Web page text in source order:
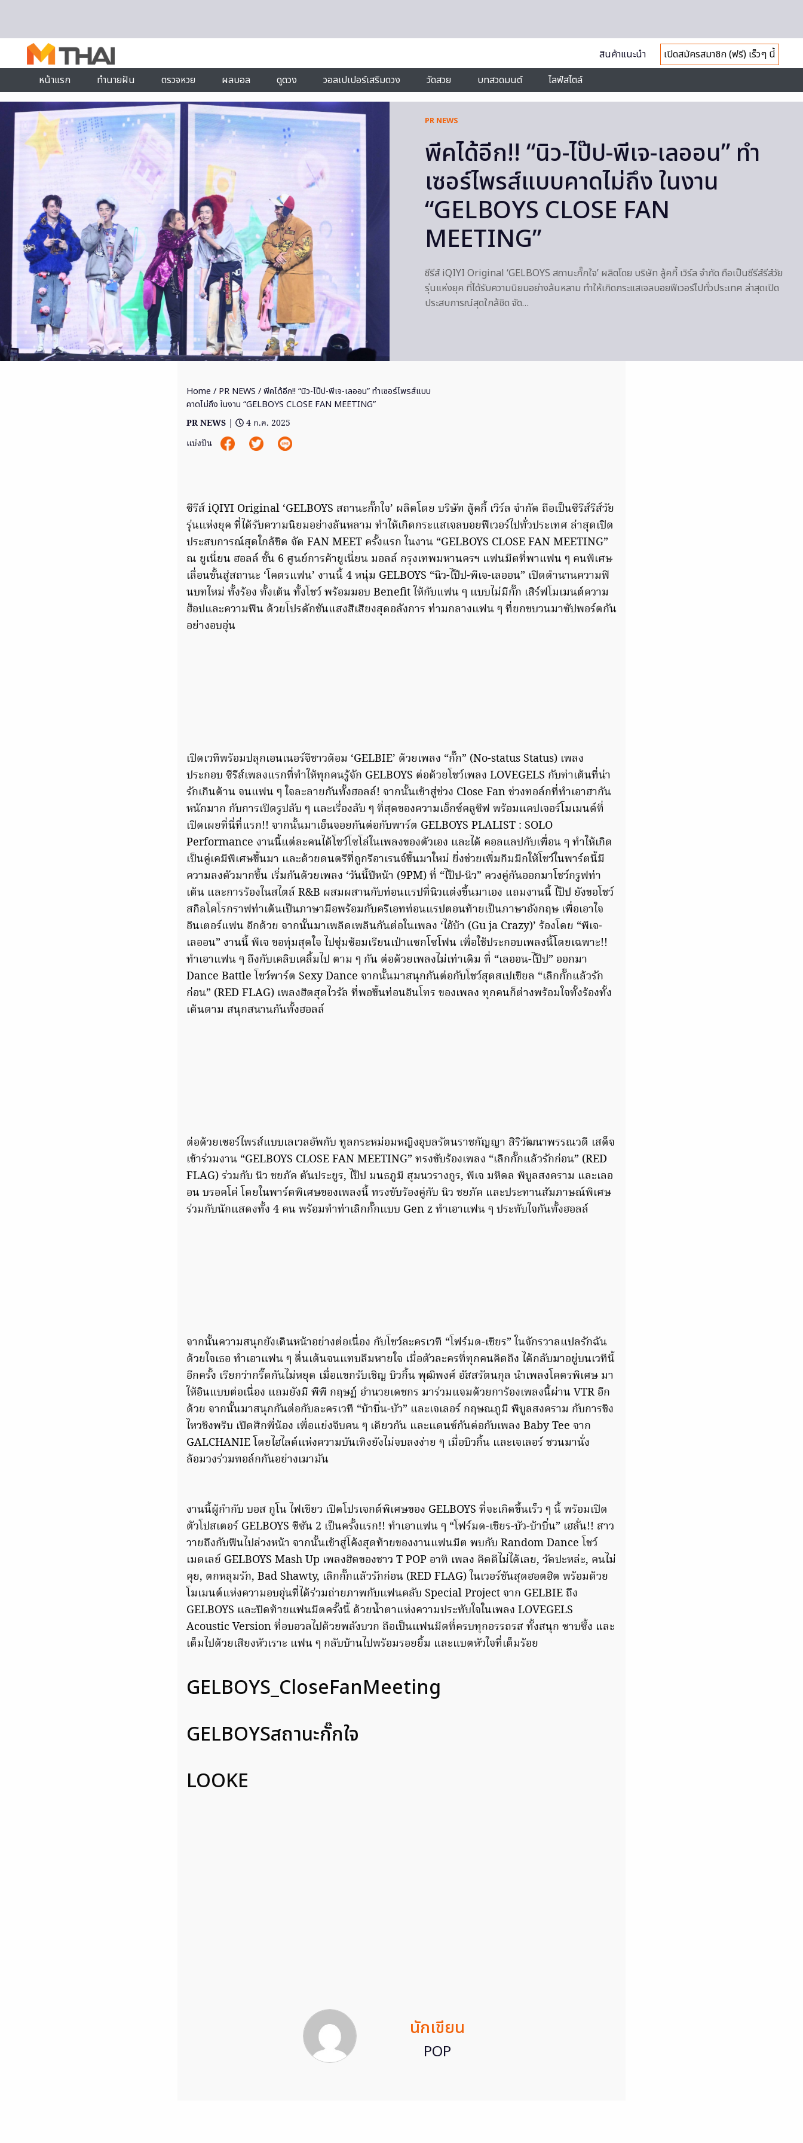
สินค้าแนะนำ
เปิดสมัครสมาชิก (ฟรี) เร็วๆ นี้
หน้าแรก
ทำนายฝัน ตรวจหวย ผลบอล ดูดวง วอลเปเปอร์เสริมดวง วัดสวย บทสวดมนต์ ไลฟ์สไตล์
PR NEWS
พีคได้อีก!! “นิว-ไป๊ป-พีเจ-เลออน” ทำ
เซอร์ไพรส์แบบคาดไม่ถึง ในงาน
“GELBOYS CLOSE FAN
MEETING”
ซีรีส์ iQIYI Original ‘GELBOYS สถานะกั๊กใจ’ ผลิตโดย บริษัท ลู้คกี้ เวิร์ล จำกัด ถือเป็นซีรีส์รีส์วัย
รุ่นแห่งยุค ที่ได้รับความนิยมอย่างล้นหลาม ทำให้เกิดกระแสเจลบอยฟีเวอร์ไปทั่วประเทศ ล่าสุดเปิด
ประสบการณ์สุดใกล้ชิด จัด…
Home / PR NEWS / พีคได้อีก!! “นิว-ไป๊ป-พีเจ-เลออน” ทำเซอร์ไพรส์แบบ
คาดไม่ถึง ในงาน “GELBOYS CLOSE FAN MEETING”
PR NEWS |
4 ก.ค. 2025
แบ่งปัน
ซีรีส์ iQIYI Original ‘GELBOYS สถานะกั๊กใจ’ ผลิตโดย บริษัท ลู้คกี้ เวิร์ล จำกัด ถือเป็นซีรีส์รีส์วัย
รุ่นแห่งยุค ที่ได้รับความนิยมอย่างล้นหลาม ทำให้เกิดกระแสเจลบอยฟีเวอร์ไปทั่วประเทศ ล่าสุดเปิด
ประสบการณ์สุดใกล้ชิด จัด FAN MEET ครั้งแรก ในงาน “GELBOYS CLOSE FAN MEETING”
ณ ยูเนี่ยน ฮอลล์ ชั้น 6 ศูนย์การค้ายูเนี่ยน มอลล์ กรุงเทพมหานครฯ แฟนมีตที่พาแฟน ๆ คนพิเศษ
เลื่อนขั้นสู่สถานะ ‘โคตรแฟน’ งานนี้ 4 หนุ่ม GELBOYS “นิว-ไป๊ป-พีเจ-เลออน” เปิดตำนานความฟิ
นบทใหม่ ทั้งร้อง ทั้งเต้น ทั้งโชว์ พร้อมมอบ Benefit ให้กับแฟน ๆ แบบไม่มีกั๊ก เสิร์ฟโมเมนต์ความ
ฮ็อปและความฟิน ด้วยโปรดักชันแสงสีเสียงสุดอลังการ ท่ามกลางแฟน ๆ ที่ยกขบวนมาซัปพอร์ตกัน
อย่างอบอุ่น
เปิดเวทีพร้อมปลุกเอนเนอร์จีชาวด้อม ‘GELBIE’ ด้วยเพลง “กั๊ก” (No-status Status) เพลง
ประกอบ ซีรีส์เพลงแรกที่ทำให้ทุกคนรู้จัก GELBOYS ต่อด้วยโชว์เพลง LOVEGELS กับท่าเต้นที่น่า
รักเกินต้าน จนแฟน ๆ ใจละลายกันทั้งฮอลล์! จากนั้นเข้าสู่ช่วง Close Fan ช่วงทอล์กที่ทำเอาฮากัน
หนักมาก กับการเปิดรูปลับ ๆ และเรื่องลับ ๆ ที่สุดของความเอ็กซ์คลูซีฟ พร้อมแคปเจอร์โมเมนต์ที่
เปิดเผยที่นี่ที่แรก!! จากนั้นมาเอ็นจอยกันต่อกับพาร์ต GELBOYS PLALIST : SOLO
Performance งานนี้แต่ละคนได้โชว์โซโล่ในเพลงของตัวเอง และได้ คอลแลปกับเพื่อน ๆ ทำให้เกิด
เป็นคู่เคมีพิเศษขึ้นมา และด้วยดนตรีที่ถูกรีอาเรนจ์ขึ้นมาใหม่ ยิ่งช่วยเพิ่มกิมมิกให้โชว์ในพาร์ตนี้มี
ความลงตัวมากขึ้น เริ่มกันด้วยเพลง ‘วันนี้ปีหน้า (9PM) ที่ “ไป๊ป-นิว” ควงคู่กันออกมาโชว์กรูฟท่า
เต้น และการร้องในสไตล์ R&B ผสมผสานกับท่อนแรปที่นิวแต่งขึ้นมาเอง แถมงานนี้ ไป๊ป ยังขอโชว์
สกิลโคโรกราฟท่าเต้นเป็นภาษามือพร้อมกับครีเอทท่อนแรปตอนท้ายเป็นภาษาอังกฤษ เพื่อเอาใจ
อินเตอร์แฟน อีกด้วย จากนั้นมาเพลิดเพลินกันต่อในเพลง ‘ไอ้บ้า (Gu ja Crazy)’ ร้องโดย “พีเจ-
เลออน” งานนี้ พีเจ ขอทุ่มสุดใจ ไปซุ่มซ้อมเรียนเป่าแซกโซโฟน เพื่อใช้ประกอบเพลงนี้โดยเฉพาะ!!
ทำเอาแฟน ๆ ถึงกับเคลิบเคลิ้มไป ตาม ๆ กัน ต่อด้วยเพลงไม่เท่าเดิม ที่ “เลออน-ไป๊ป” ออกมา
Dance Battle โชว์พาร์ต Sexy Dance จากนั้นมาสนุกกันต่อกับโชว์สุดสเปเชียล “เลิกกั๊กแล้วรัก
ก่อน” (RED FLAG) เพลงฮิตสุดไวรัล ที่พอขึ้นท่อนอินโทร ของเพลง ทุกคนก็ต่างพร้อมใจทั้งร้องทั้ง
เต้นตาม สนุกสนานกันทั้งฮอลล์
ต่อด้วยเซอร์ไพรส์แบบเลเวลอัพกับ ทูลกระหม่อมหญิงอุบลรัตนราชกัญญา สิริวัฒนาพรรณวดี เสด็จ
เข้าร่วมงาน “GELBOYS CLOSE FAN MEETING” ทรงขับร้องเพลง “เลิกกั๊กแล้วรักก่อน” (RED
FLAG) ร่วมกับ นิว ชยภัค ตันประยูร, ไป๊ป มนธภูมิ สุมนวรางกูร, พีเจ มหิดล พิบูลสงคราม และเลอ
อน บรอคโค่ โดยในพาร์ตพิเศษของเพลงนี้ ทรงขับร้องคู่กับ นิว ชยภัค และประทานสัมภาษณ์พิเศษ
ร่วมกับนักแสดงทั้ง 4 คน พร้อมทำท่าเลิกกั๊กแบบ Gen z ทำเอาแฟน ๆ ประทับใจกันทั้งฮอลล์
จากนั้นความสนุกยังเดินหน้าอย่างต่อเนื่อง กับโชว์ละครเวที “โฟร์มด-เชียร” ในจักรวาลแปลรักฉัน
ด้วยใจเธอ ทำเอาแฟน ๆ ตื่นเต้นจนแทบลืมหายใจ เมื่อตัวละครที่ทุกคนคิดถึง ได้กลับมาอยู่บนเวทีนี้
อีกครั้ง เรียกว่ากรี๊ดกันไม่หยุด เมื่อแขกรับเชิญ บิวกิ้น พุฒิพงศ์ อัสสรัตนกุล นำเพลงโคตรพิเศษ มา
ให้อินแบบต่อเนื่อง แถมยังมี พีพี กฤษฏ์ อำนวยเดชกร มาร่วมแจมด้วยการ้องเพลงนี้ผ่าน VTR อีก
ด้วย จากนั้นมาสนุกกันต่อกับละครเวที “บ้าบิ่น-บัว” และเจเลอร์ กฤษณภูมิ พิบูลสงคราม กับการชิง
ไหวชิงพริบ เปิดศึกพี่น้อง เพื่อแย่งจีบคน ๆ เดียวกัน และแดนซ์กันต่อกับเพลง Baby Tee จาก
GALCHANIE โดยไฮไลต์แห่งความบันเทิงยังไม่จบลงง่าย ๆ เมื่อบิวกิ้น และเจเลอร์ ชวนมานั่ง
ล้อมวงร่วมทอล์กกันอย่างเมามัน
งานนี้ผู้กำกับ บอส กูโน ไฟเขียว เปิดโปรเจกต์พิเศษของ GELBOYS ที่จะเกิดขึ้นเร็ว ๆ นี้ พร้อมเปิด
ตัวโปสเตอร์ GELBOYS ซีซัน 2 เป็นครั้งแรก!! ทำเอาแฟน ๆ “โฟร์มด-เชียร-บัว-บ้าบิ่น” เฮลั่น!! สาว
วายถึงกับฟินไปล่วงหน้า จากนั้นเข้าสู่โค้งสุดท้ายของงานแฟนมีต พบกับ Random Dance โชว์
เมดเลย์ GELBOYS Mash Up เพลงฮิตของชาว T POP อาทิ เพลง คิดดีไม่ได้เลย, วัดปะหล่ะ, คนไม่
คุย, ตกหลุมรัก, Bad Shawty, เลิกกั๊กแล้วรักก่อน (RED FLAG) ในเวอร์ชันสุดฮอตฮิต พร้อมด้วย
โมเมนต์แห่งความอบอุ่นที่ได้ร่วมถ่ายภาพกับแฟนคลับ Special Project จาก GELBIE ถึง
GELBOYS และปิดท้ายแฟนมีตครั้งนี้ ด้วยน้ำตาแห่งความประทับใจในเพลง LOVEGELS
Acoustic Version ที่อบอวลไปด้วยพลังบวก ถือเป็นแฟนมีตที่ครบทุกอรรถรส ทั้งสนุก ซาบซึ้ง และ
เต็มไปด้วยเสียงหัวเราะ แฟน ๆ กลับบ้านไปพร้อมรอยยิ้ม และแบตหัวใจที่เต็มร้อย
GELBOYS_CloseFanMeeting
GELBOYSสถานะกั๊กใจ
LOOKE
นักเขียน
POP